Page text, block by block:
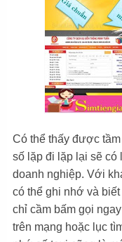
Có thể thấy được
số lặp đi lặp lại sẽ có
doanh nghiệp. Với
có thể ghi nhớ và
chỉ cầm bấm gọi
trên mạng hoặc lục